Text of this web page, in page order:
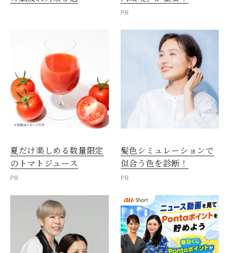
PR
夏だけ楽しめる数量限定
のトマトジュース
PR
髪色シミュレーションで
似合う色を診断！
PR